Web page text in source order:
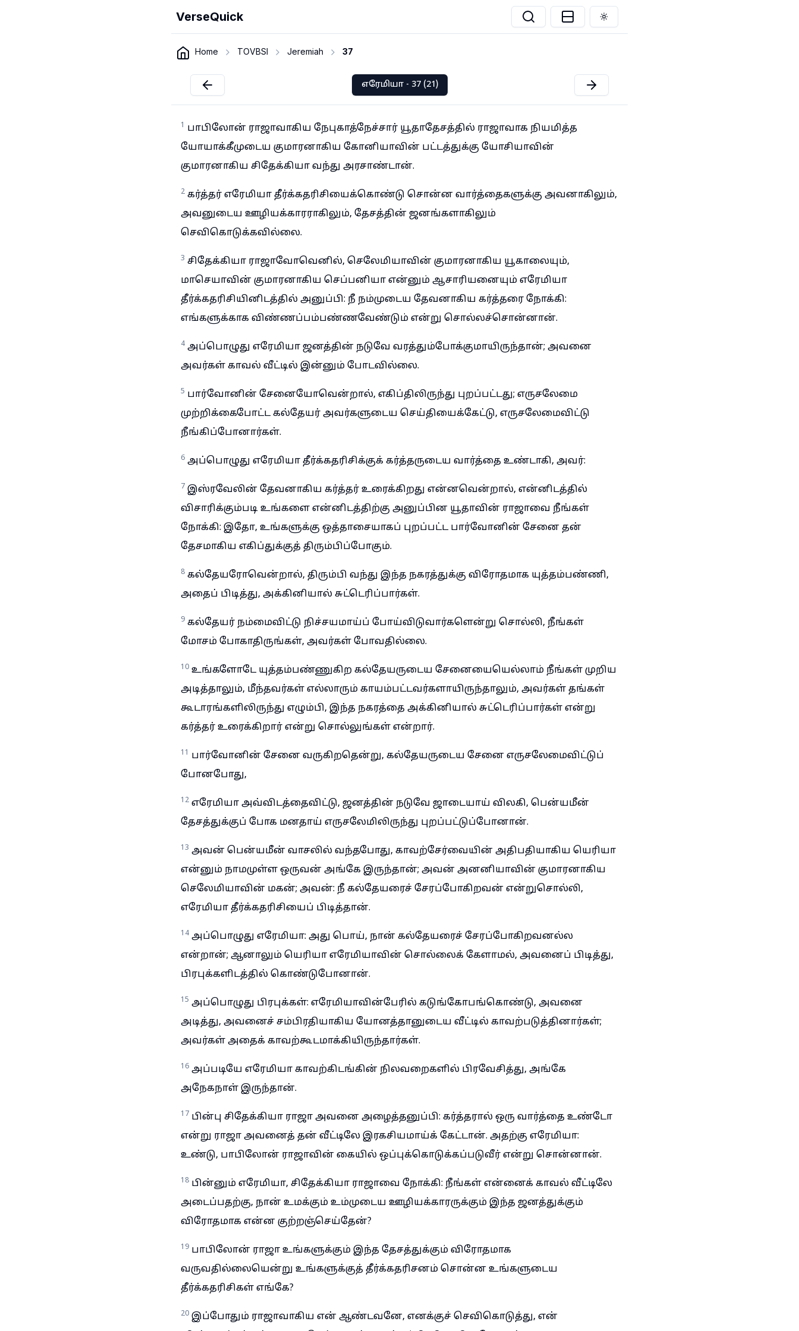
VerseQuick Toggle theme
Home TOVBSI Jeremiah 37
எரேமியா - 37 (21)
1 பாபிலோன் ராஜாவாகிய நேபுகாத்நேச்சார் யூதாதேசத்தில் ராஜாவாக நியமித்த
யோயாக்கீமுடைய குமாரனாகிய கோனியாவின் பட்டத்துக்கு யோசியாவின்
குமாரனாகிய சிதேக்கியா வந்து அரசாண்டான்.
2 கர்த்தர் எரேமியா தீர்க்கதரிசியைக்கொண்டு சொன்ன வார்த்தைகளுக்கு அவனாகிலும்,
அவனுடைய ஊழியக்காரராகிலும், தேசத்தின் ஜனங்களாகிலும்
செவிகொடுக்கவில்லை.
3 சிதேக்கியா ராஜாவோவெனில், செலேமியாவின் குமாரனாகிய யூகாலையும்,
மாசெயாவின் குமாரனாகிய செப்பனியா என்னும் ஆசாரியனையும் எரேமியா
தீர்க்கதரிசியினிடத்தில் அனுப்பி: நீ நம்முடைய தேவனாகிய கர்த்தரை நோக்கி:
எங்களுக்காக விண்ணப்பம்பண்ணவேண்டும் என்று சொல்லச்சொன்னான்.
4 அப்பொழுது எரேமியா ஜனத்தின் நடுவே வரத்தும்போக்குமாயிருந்தான்; அவனை
அவர்கள் காவல் வீட்டில் இன்னும் போடவில்லை.
5 பார்வோனின் சேனையோவென்றால், எகிப்திலிருந்து புறப்பட்டது; எருசலேமை
முற்றிக்கைபோட்ட கல்தேயர் அவர்களுடைய செய்தியைக்கேட்டு, எருசலேமைவிட்டு
நீங்கிப்போனார்கள்.
6 அப்பொழுது எரேமியா தீர்க்கதரிசிக்குக் கர்த்தருடைய வார்த்தை உண்டாகி, அவர்:
7 இஸ்ரவேலின் தேவனாகிய கர்த்தர் உரைக்கிறது என்னவென்றால், என்னிடத்தில்
விசாரிக்கும்படி உங்களை என்னிடத்திற்கு அனுப்பின யூதாவின் ராஜாவை நீங்கள்
நோக்கி: இதோ, உங்களுக்கு ஒத்தாசையாகப் புறப்பட்ட பார்வோனின் சேனை தன்
தேசமாகிய எகிப்துக்குத் திரும்பிப்போகும்.
8 கல்தேயரோவென்றால், திரும்பி வந்து இந்த நகரத்துக்கு விரோதமாக யுத்தம்பண்ணி,
அதைப் பிடித்து, அக்கினியால் சுட்டெரிப்பார்கள்.
9 கல்தேயர் நம்மைவிட்டு நிச்சயமாய்ப் போய்விடுவார்களென்று சொல்லி, நீங்கள்
மோசம் போகாதிருங்கள், அவர்கள் போவதில்லை.
10 உங்களோடே யுத்தம்பண்ணுகிற கல்தேயருடைய சேனையையெல்லாம் நீங்கள் முறிய
அடித்தாலும், மீந்தவர்கள் எல்லாரும் காயம்பட்டவர்களாயிருந்தாலும், அவர்கள் தங்கள்
கூடாரங்களிலிருந்து எழும்பி, இந்த நகரத்தை அக்கினியால் சுட்டெரிப்பார்கள் என்று
கர்த்தர் உரைக்கிறார் என்று சொல்லுங்கள் என்றார்.
11 பார்வோனின் சேனை வருகிறதென்று, கல்தேயருடைய சேனை எருசலேமைவிட்டுப்
போனபோது,
12 எரேமியா அவ்விடத்தைவிட்டு, ஜனத்தின் நடுவே ஜாடையாய் விலகி, பென்யமீன்
தேசத்துக்குப் போக மனதாய் எருசலேமிலிருந்து புறப்பட்டுப்போனான்.
13 அவன் பென்யமீன் வாசலில் வந்தபோது, காவற்சேர்வையின் அதிபதியாகிய யெரியா
என்னும் நாமமுள்ள ஒருவன் அங்கே இருந்தான்; அவன் அனனியாவின் குமாரனாகிய
செலேமியாவின் மகன்; அவன்: நீ கல்தேயரைச் சேரப்போகிறவன் என்றுசொல்லி,
எரேமியா தீர்க்கதரிசியைப் பிடித்தான்.
14 அப்பொழுது எரேமியா: அது பொய், நான் கல்தேயரைச் சேரப்போகிறவனல்ல
என்றான்; ஆனாலும் யெரியா எரேமியாவின் சொல்லைக் கேளாமல், அவனைப் பிடித்து,
பிரபுக்களிடத்தில் கொண்டுபோனான்.
15 அப்பொழுது பிரபுக்கள்: எரேமியாவின்பேரில் கடுங்கோபங்கொண்டு, அவனை
அடித்து, அவனைச் சம்பிரதியாகிய யோனத்தானுடைய வீட்டில் காவற்படுத்தினார்கள்;
அவர்கள் அதைக் காவற்கூடமாக்கியிருந்தார்கள்.
16 அப்படியே எரேமியா காவற்கிடங்கின் நிலவறைகளில் பிரவேசித்து, அங்கே
அநேகநாள் இருந்தான்.
17 பின்பு சிதேக்கியா ராஜா அவனை அழைத்தனுப்பி: கர்த்தரால் ஒரு வார்த்தை உண்டோ
என்று ராஜா அவனைத் தன் வீட்டிலே இரகசியமாய்க் கேட்டான். அதற்கு எரேமியா:
உண்டு, பாபிலோன் ராஜாவின் கையில் ஒப்புக்கொடுக்கப்படுவீர் என்று சொன்னான்.
18 பின்னும் எரேமியா, சிதேக்கியா ராஜாவை நோக்கி: நீங்கள் என்னைக் காவல் வீட்டிலே
அடைப்பதற்கு, நான் உமக்கும் உம்முடைய ஊழியக்காரருக்கும் இந்த ஜனத்துக்கும்
விரோதமாக என்ன குற்றஞ்செய்தேன்?
19 பாபிலோன் ராஜா உங்களுக்கும் இந்த தேசத்துக்கும் விரோதமாக
வருவதில்லையென்று உங்களுக்குத் தீர்க்கதரிசனம் சொன்ன உங்களுடைய
தீர்க்கதரிசிகள் எங்கே?
20 இப்போதும் ராஜாவாகிய என் ஆண்டவனே, எனக்குச் செவிகொடுத்து, என்